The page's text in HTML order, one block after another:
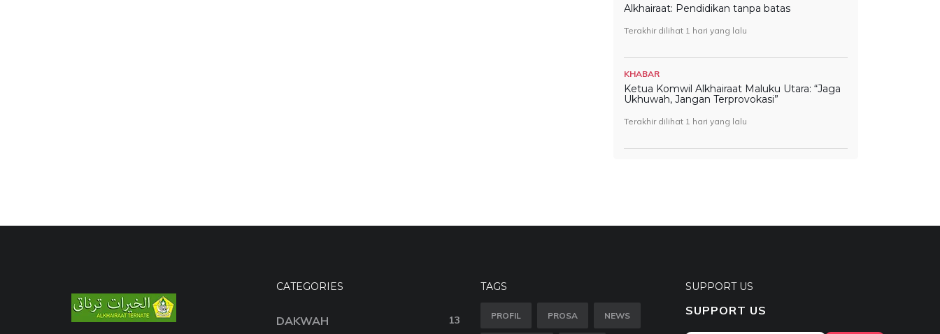
Alkhairaat: Pendidikan tanpa batas
Terakhir dilihat 1 hari yang lalu
KHABAR
Ketua Komwil Alkhairaat Maluku Utara: “Jaga
Ukhuwah, Jangan Terprovokasi”
Terakhir dilihat 1 hari yang lalu
CATEGORIES
DAKWAH 13
TAGS
PROFIL PROSA NEWS
SUPPORT US
SUPPORT US